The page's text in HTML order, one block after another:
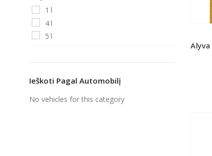
1 l
4 l
5 l
Ieškoti Pagal Automobilį
No vehicles for this category